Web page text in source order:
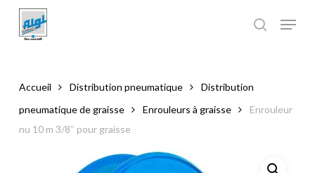
main
Accueil Distribution pneumatique
Distribution
pneumatique de graisse
Enrouleurs à graisse
Enrouleur
nu 10 m 3/8″ pour graisse